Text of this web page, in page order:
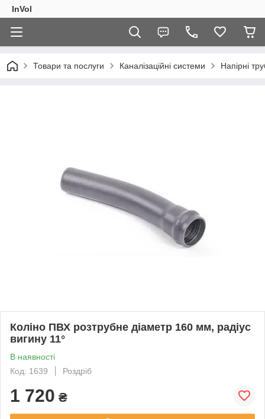
InVol
Товари та послуги Каналізаційні системи Напірні
Коліно ПВХ розтрубне діаметр 160 мм, радіус
вигину 11°
В наявності
Код: 1639
Роздріб
1 720 ₴